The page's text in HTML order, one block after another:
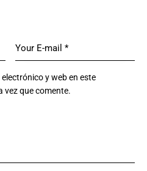
y web en este
vez que comente.